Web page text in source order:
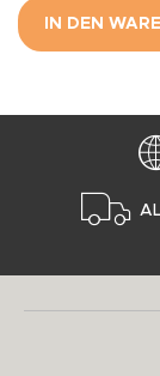
IN DEN